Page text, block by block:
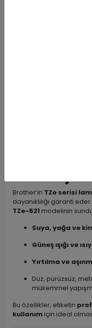
Brother’ın TZe serisi
dayanıklılığı garanti eder.
TZe-521 modelinin
Suya, yağa ve
Güneş ışığı ve
Yırtılma ve
Düz, pürüzsüz,
mükemmel
Bu özellikler, etiketin
kullanım için ideal